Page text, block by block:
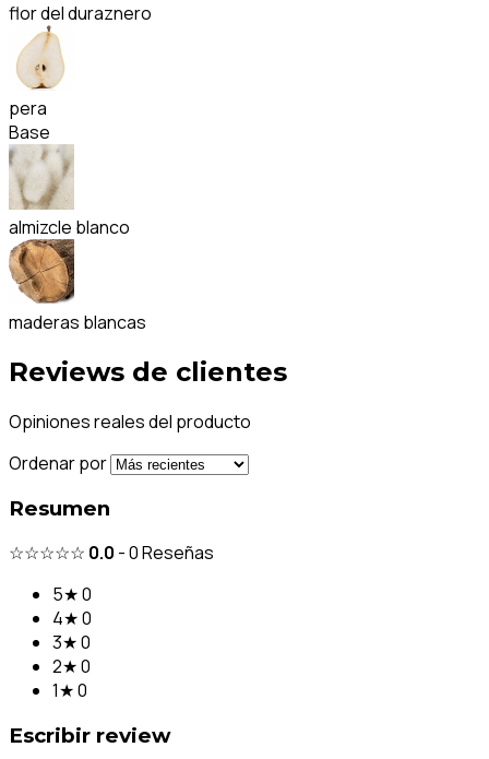
flor del duraznero
pera
Base
almizcle blanco
maderas blancas
Reviews de clientes
Opiniones reales del producto
Ordenar por
Resumen
☆☆☆☆☆ 0.0 -0Reseñas
5★0
4★0
3★0
2★0
1★0
Escribir review